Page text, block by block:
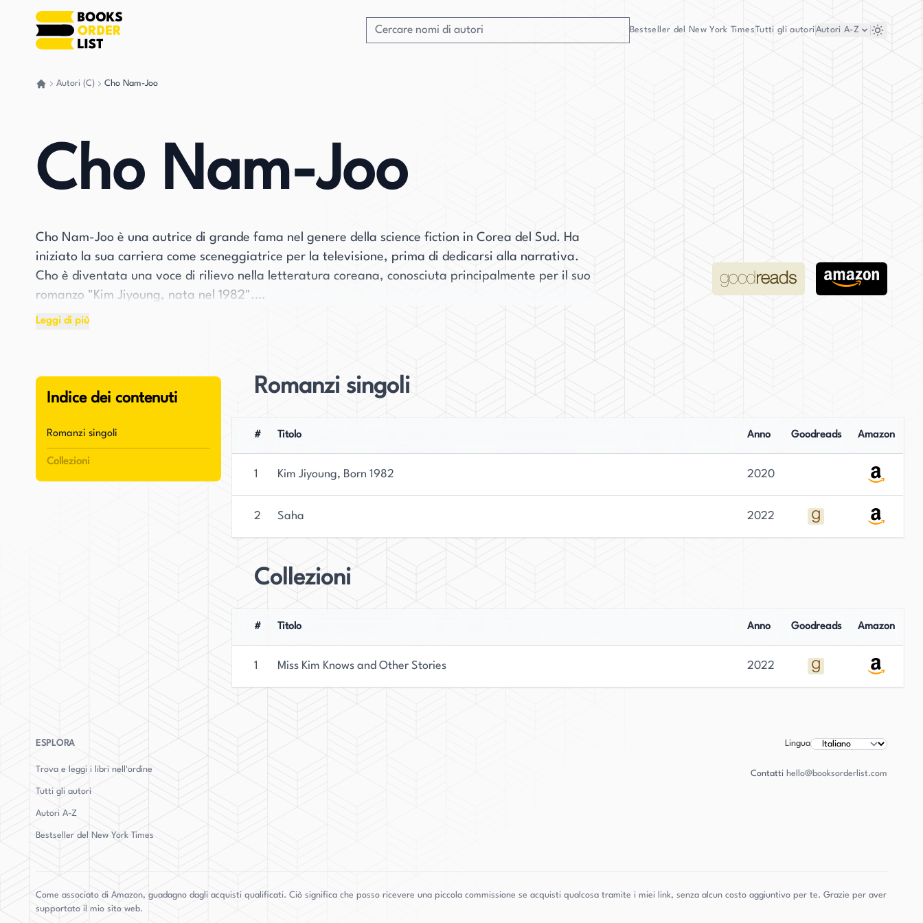
Bestseller del New York TimesTutti gli autoriAutori A-Z
Autori (C) Cho Nam-Joo
Cho Nam-Joo
Cho Nam-Joo è una autrice di grande fama nel genere della science fiction in Corea del Sud. Ha
iniziato la sua carriera come sceneggiatrice per la televisione, prima di dedicarsi alla narrativa.
Cho è diventata una voce di rilievo nella letteratura coreana, conosciuta principalmente per il suo
romanzo "Kim Jiyoung, nata nel 1982".
tocca vari aspetti di disuguaglianza e discriminazione di genere che le donne devono affrontare
nella società coreana. Cho ha tratto ispirazione anche dalle sue personali esperienze in quanto
"Kim Jiyoung, nata nel 1982" ha avuto un impatto significativo sulla società coreana, stimolando
conversazioni sul ruolo di genere e la discriminazione. Il romanzo è stato tradotto in 18 lingue,
Leggi di più
Indice dei contenuti
Romanzi singoli
Collezioni
Romanzi singoli
# Titolo Anno Goodreads Amazon
1 Kim Jiyoung, Born 1982 2020
2 Saha 2022
Collezioni
# Titolo Anno Goodreads Amazon
1 Miss Kim Knows and Other Stories 2022
ESPLORA
Trova e leggi i libri nell'ordine
Tutti gli autori
Autori A-Z
Bestseller del New York Times
Lingua
Contatti hello@booksorderlist.com
Come associato di Amazon, guadagno dagli acquisti qualificati. Ciò significa che posso ricevere una piccola commissione se acquisti qualcosa tramite i miei link, senza alcun costo aggiuntivo per te. Grazie per aver
supportato il mio sito web.